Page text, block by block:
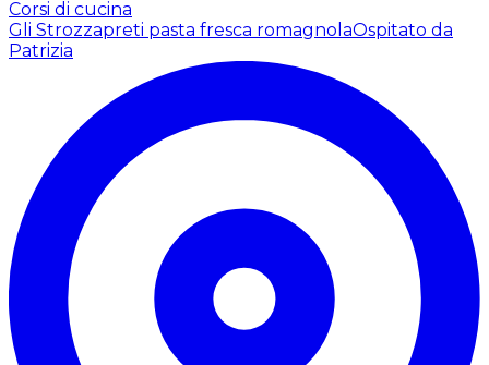
Corsi di cucina
Gli Strozzapreti pasta fresca romagnolaOspitato da
Patrizia